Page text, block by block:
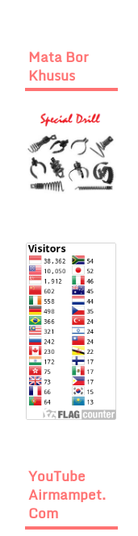
Mata Bor
Khusus
YouTube
Airmampet.
Com